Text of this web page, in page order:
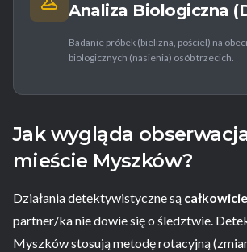
Analiza Biologiczna
Badanie próbek (bielizna, pościel) na
biologicznych (nasienia) osób trzecich.
Jak wygląda
mieście Myszków?
Działania detektywistyczne są
partner/ka nie dowie się o śledztwie.
Myszków stosują metodę rotacyjną